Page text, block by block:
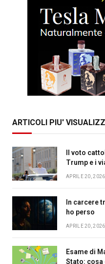
ARTICOLI PIU'
Il voto
Trump e i
APRILE 20, 2026
In carcere
ho perso
APRILE 20, 2026
Esame di
Stato: cosa